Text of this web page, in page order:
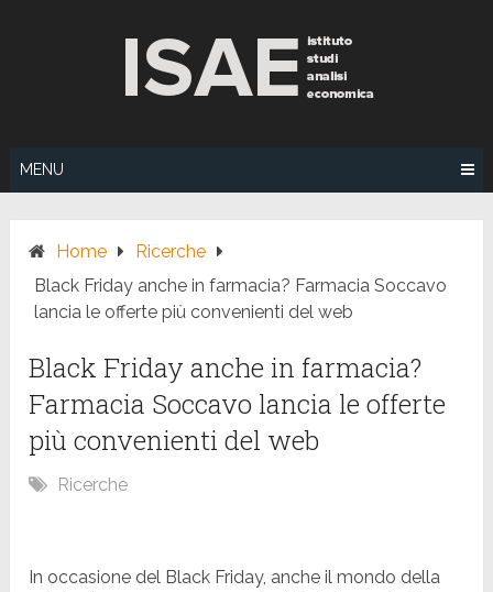
MENU
Home
Ricerche
Black Friday anche in farmacia? Farmacia Soccavo
lancia le offerte più convenienti del web
Black Friday anche in farmacia?
Farmacia Soccavo lancia le offerte
più convenienti del web
Ricerche
In occasione del Black Friday, anche il mondo della